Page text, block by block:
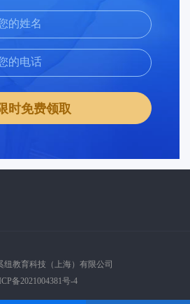
时免费领取
纽教育科技（上海）有限公司
备2021004381号-4